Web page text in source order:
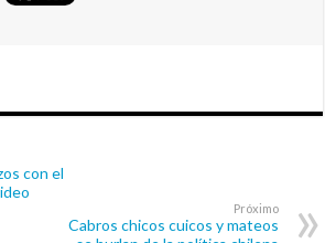
con el
Próximo
Cabros chicos cuicos y mateos